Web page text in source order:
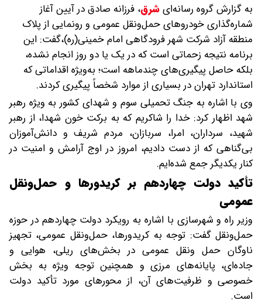
به گزارش گروه رسانه‌ایشرق، فرزانه صادق در آیین آغاز
شماره‌گذاری خودروهای حمل‌ونقل عمومی و رونمایی از پلاک
منطقه آزاد شرکت شهر فرودگاهی امام خمینی(ره)،گفت: این
برنامه نتیجه زحماتی است که در یک یا دو روز انجام نشده،
بلکه حاصل پیگیری‌های چندماهه است؛ به‌ویژه اقداماتی که
استاندارد تهران در بسیاری از موارد شخصاً پیگیری کردند.
وی با اشاره به جنگ تحمیلی سوم و شهدای کشور به ویژه رهبر
شهد اظهار کرد: خدا را شاکریم که به برکت خون شهدا، از رهبر
شهید، سرداران، امرا، سربازان، مردم شریف و دانش‌آموزان
بی‌گناهی که از دست دادیم، امروز در اوج آرامش و امنیت در
کنار یکدیگر جمع شده‌ایم.
تأکید دولت چهاردهم بر کریدورها و حمل‌ونقل
عمومی
وزیر راه و شهرسازی با اشاره به رویکرد دولت چهاردهم در حوزه
حمل‌ونقل گفت: توجه به کریدورها، حمل‌ونقل عمومی، تجهیز
ناوگان حمل ونقل عمومی در بخش‌های ریلی، هوایی و
جاده‌ای، پایانه‌های مرزی و همچنین توجه ویژه به بخش
خصوصی و ظرفیت‌های آن، از محورهای مورد تأکید دولت
است.